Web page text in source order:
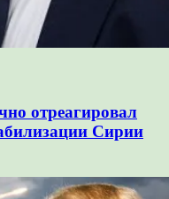
отреагировал
Сирии